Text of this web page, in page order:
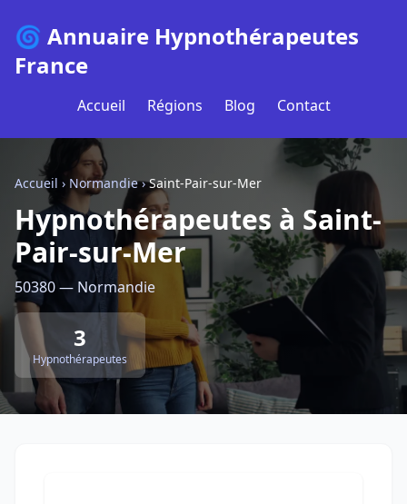
🌀 Annuaire Hypnothérapeutes
France
Accueil Régions Blog Contact
Accueil › Normandie›Saint-Pair-sur-Mer
Hypnothérapeutes à Saint-
Pair-sur-Mer
50380 — Normandie
3
Hypnothérapeutes